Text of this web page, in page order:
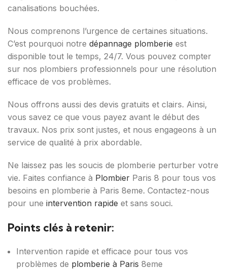
canalisations bouchées.
Nous comprenons l’urgence de certaines situations.
C’est pourquoi notre dépannage plomberie est
disponible tout le temps, 24/7. Vous pouvez compter
sur nos plombiers professionnels pour une résolution
efficace de vos problèmes.
Nous offrons aussi des devis gratuits et clairs. Ainsi,
vous savez ce que vous payez avant le début des
travaux. Nos prix sont justes, et nous engageons à un
service de qualité à prix abordable.
Ne laissez pas les soucis de plomberie perturber votre
vie. Faites confiance à Plombier Paris 8 pour tous vos
besoins en plomberie à Paris 8eme. Contactez-nous
pour une intervention rapide et sans souci.
Points clés à retenir:
Intervention rapide et efficace pour tous vos
problèmes de plomberie à Paris 8eme